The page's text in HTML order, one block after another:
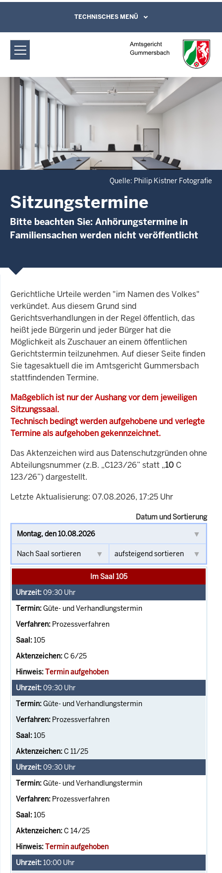
Amtsgericht Gummersbach:
Sitzungstermine
Direkt zum Inhalt
Leichte Sprache, Gebärdensprachenvideo
und Kontaktformular
TECHNISCHES MENÜ
Quelle: Philip Kistner Fotografie
Sitzungstermine
Bitte beachten Sie: Anhörungstermine in
Familiensachen werden nicht veröffentlicht
Gerichtliche Urteile werden "im Namen des Volkes"
verkündet. Aus diesem Grund sind
Gerichtsverhandlungen in der Regel öffentlich, das
heißt jede Bürgerin und jeder Bürger hat die
Möglichkeit als Zuschauer an einem öffentlichen
Gerichtstermin teilzunehmen. Auf dieser Seite finden
Sie tagesaktuell die im Amtsgericht Gummersbach
stattfindenden Termine.
Maßgeblich ist nur der Aushang vor dem jeweiligen
Sitzungssaal.
Technisch bedingt werden aufgehobene und verlegte
Termine als aufgehoben gekennzeichnet.
Das Aktenzeichen wird aus Datenschutzgründen ohne
Abteilungsnummer (z.B. „C123/26” statt „10 C
123/26”) dargestellt.
Letzte Aktualisierung: 07.08.2026, 17:25 Uhr
Datum und Sortierung
Im Saal 105
09:30 Uhr
Güte- und Verhandlungstermin
Prozessverfahren
105
C 6/25
Termin aufgehoben
09:30 Uhr
Güte- und Verhandlungstermin
Prozessverfahren
105
C 11/25
09:30 Uhr
Güte- und Verhandlungstermin
Prozessverfahren
105
C 14/25
Termin aufgehoben
10:00 Uhr